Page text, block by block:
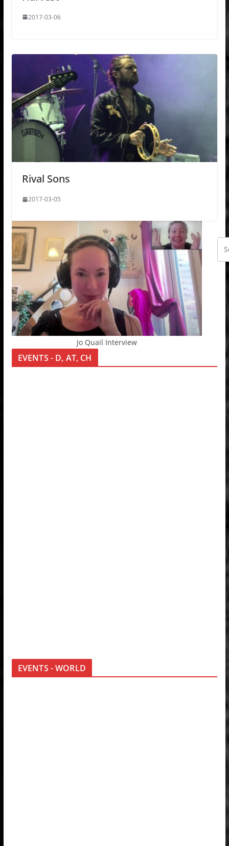
2017-03-06
Rival Sons
2017-03-05
Jo Quail Interview
EVENTS - D, AT, CH
EVENTS - WORLD